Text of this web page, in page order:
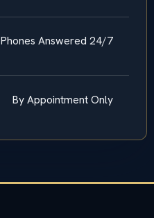
Phones Answered 24/7
By Appointment Only